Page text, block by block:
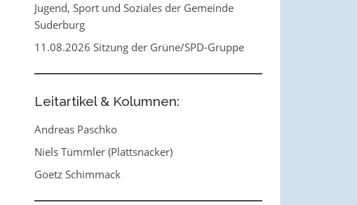
Jugend, Sport und Soziales der Gemeinde
Suderburg
11.08.2026 Sitzung der Grüne/SPD-Gruppe
Leitartikel & Kolumnen:
Andreas Paschko
Niels Tümmler (Plattsnacker)
Goetz Schimmack